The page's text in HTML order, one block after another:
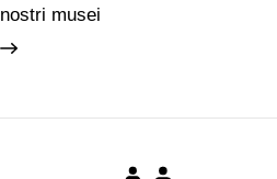
nostri musei